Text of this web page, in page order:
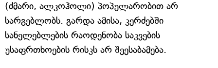
(ძმარი, ალკოჰოლი) პოპულარობით არ
სარგებლობს. გარდა ამისა, კერძებში
სანელებლების რაოდენობა საკვების
უსაფრთხოების რისკს არ შეესაბამება.